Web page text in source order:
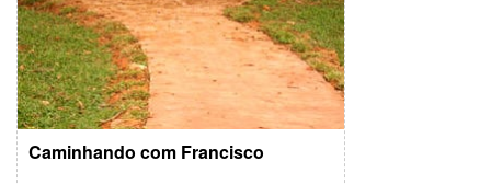
Caminhando com Francisco